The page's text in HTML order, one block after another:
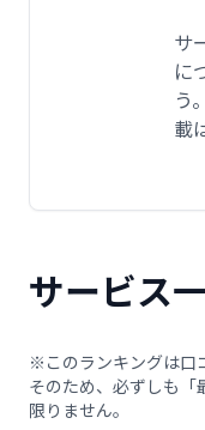
サ
に
う
載
サービス
※このランキングは口
そのため、必ずしも
限りません。